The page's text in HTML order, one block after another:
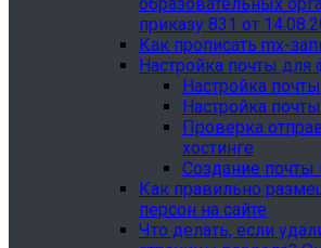
приказу 831 от
Как прописать mx-
Настройка почты для
Настройка
Настройка
Проверка
хостинге
Создание почты
Как правильно
персон на сайте
Что делать, если